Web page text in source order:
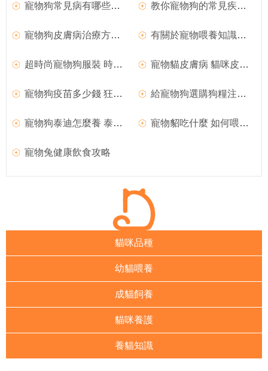
寵物狗常見病有哪些及相關注意事項 教你寵物狗的常見疾病預防措施
寵物狗皮膚病治療方法 寵物狗疾病防預 有關於寵物喂養知識和注意事項
超時尚寵物狗服裝 時尚牛仔自制方法 寵物貓皮膚病 貓咪皮膚病有哪些
寵物狗疫苗多少錢 狂犬疫苗分析 給寵物狗選購狗糧注意事項
寵物狗泰迪怎麼養 泰迪犬飼養方法 寵物貂吃什麼 如何喂養寵物貂
寵物兔健康飲食攻略
貓咪品種
幼貓喂養
成貓飼養
貓咪養護
養貓知識